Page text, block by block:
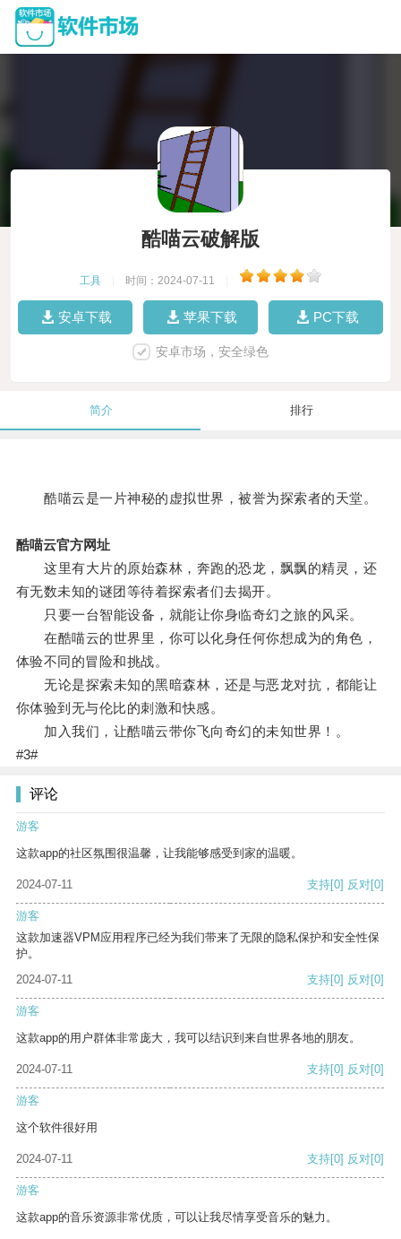
酷喵云破解版
工具 时间：2024-07-11
安卓下载 苹果下载 PC下载
安卓市场，安全绿色
简介 排行
酷喵云是一片神秘的虚拟世界，被誉为探索者的天堂。
酷喵云官方网址
这里有大片的原始森林，奔跑的恐龙，飘飘的精灵，还
有无数未知的谜团等待着探索者们去揭开。
只要一台智能设备，就能让你身临奇幻之旅的风采。
在酷喵云的世界里，你可以化身任何你想成为的角色，
体验不同的冒险和挑战。
无论是探索未知的黑暗森林，还是与恶龙对抗，都能让
你体验到无与伦比的刺激和快感。
加入我们，让酷喵云带你飞向奇幻的未知世界！。
#3#
评论
游客
这款app的社区氛围很温馨，让我能够感受到家的温暖。
2024-07-11 支持[0] 反对[0]
游客
这款加速器VPM应用程序已经为我们带来了无限的隐私保护和安全性保
护。
2024-07-11
支持[0] 反对[0]
游客
这款app的用户群体非常庞大，我可以结识到来自世界各地的朋友。
2024-07-11 支持[0] 反对[0]
游客
这个软件很好用
2024-07-11 支持[0] 反对[0]
游客
这款app的音乐资源非常优质，可以让我尽情享受音乐的魅力。